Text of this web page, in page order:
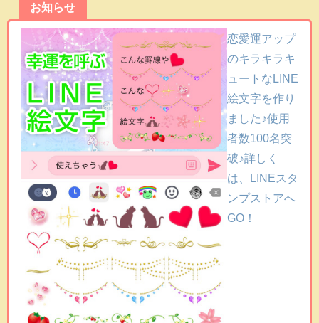
お知らせ
恋愛運アップ
のキラキラキ
ュートなLINE
絵文字を作り
ました♪使用
者数100名突
破♪詳しく
は、LINEスタ
ンプストアへ
GO！